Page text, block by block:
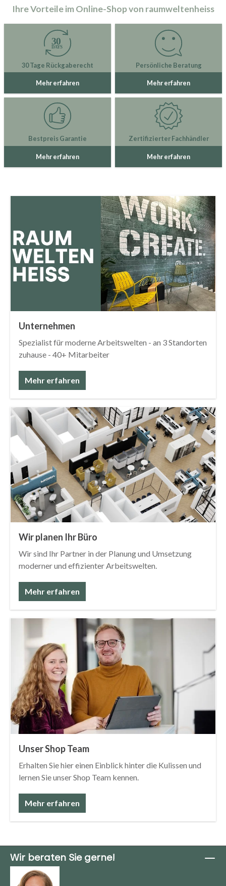
Ihre Vorteile im Online-Shop von raumweltenheiss
30 Tage Rückgaberecht
Mehr erfahren
Persönliche Beratung
Mehr erfahren
Bestpreis Garantie
Mehr erfahren
Zertifizierter Fachhändler
Mehr erfahren
Unternehmen
Spezialist für moderne Arbeitswelten - an 3 Standorten
zuhause - 40+ Mitarbeiter
Mehr erfahren
Wir planen Ihr Büro
Wir sind Ihr Partner in der Planung und Umsetzung
moderner und effizienter Arbeitswelten.
Mehr erfahren
Unser Shop Team
Erhalten Sie hier einen Einblick hinter die Kulissen und
lernen Sie unser Shop Team kennen.
Mehr erfahren
Wir beraten Sie gerne!